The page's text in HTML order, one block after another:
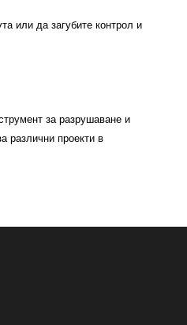
или да загубите контрол и
за разрушаване и
различни проекти в